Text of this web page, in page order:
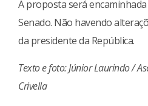
A proposta será
Senado. Não havendo
da presidente da República.
Texto e foto: Júnior Laurindo /
Crivella